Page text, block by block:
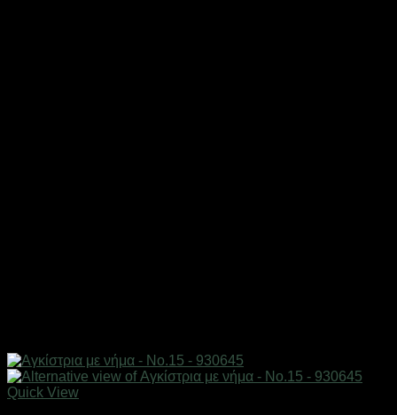
Quick View